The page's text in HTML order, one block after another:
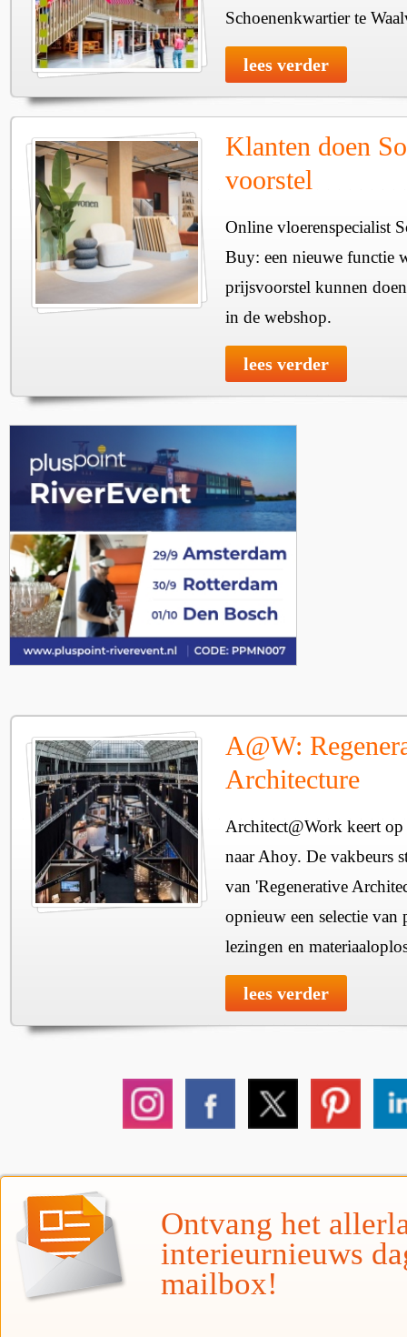
Schoenenkwartier te
lees verder
Klanten doen
voorstel
Online vloerenspecialist
Buy: een nieuwe functie
prijsvoorstel kunnen
in de webshop.
lees verder
A@W:
Architecture
Architect@Work keert
naar Ahoy. De vakbeurs
van 'Regenerative
opnieuw een selectie van
lezingen en
lees verder
Ontvang het
interieurnieuws
mailbox!